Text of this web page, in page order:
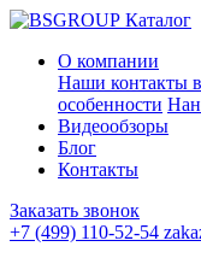
Каталог
О компании
Наши контакты
особенности
Видеообзоры
Блог
Контакты
Заказать звонок
+7 (499) 110-52-54